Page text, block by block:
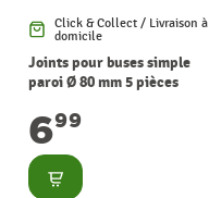
Click & Collect / Livraison à
domicile
Joints pour buses simple
paroi Ø 80 mm 5 pièces
699
Consulter